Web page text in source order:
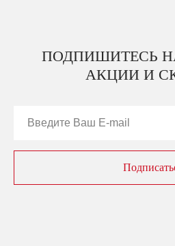
ПОДПИШИТЕСЬ
АКЦИИ И